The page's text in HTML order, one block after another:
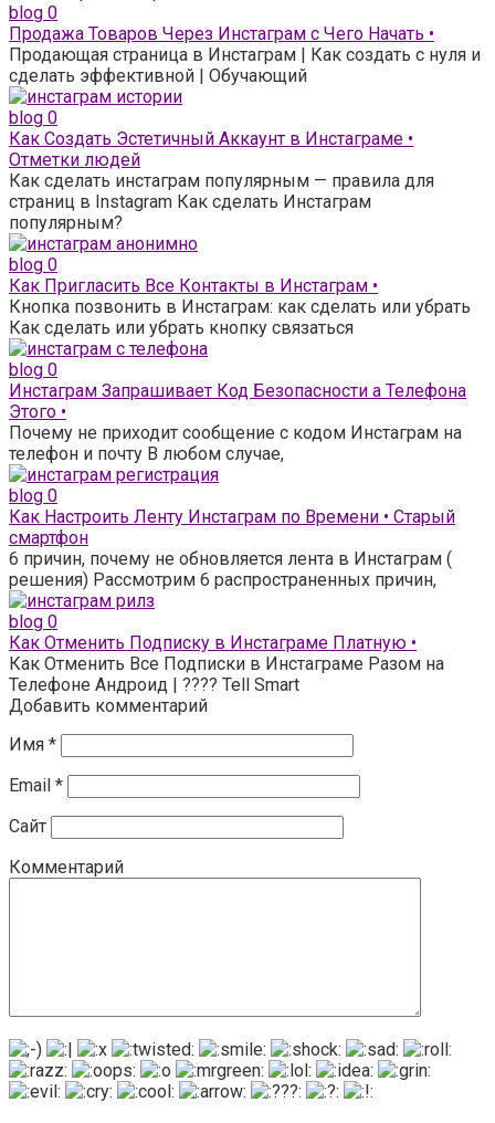
blog 0
Продажа Товаров Через Инстаграм с Чего Начать •
Продающая страница в Инстаграм | Как создать с нуля и
сделать эффективной | Обучающий
blog 0
Как Создать Эстетичный Аккаунт в Инстаграме •
Отметки людей
Как сделать инстаграм популярным — правила для
страниц в Instagram Как сделать Инстаграм
популярным?
blog 0
Как Пригласить Все Контакты в Инстаграм •
Кнопка позвонить в Инстаграм: как сделать или убрать
Как сделать или убрать кнопку связаться
blog 0
Инстаграм Запрашивает Код Безопасности а Телефона
Этого •
Почему не приходит сообщение с кодом Инстаграм на
телефон и почту В любом случае,
blog 0
Как Настроить Ленту Инстаграм по Времени • Старый
смартфон
6 причин, почему не обновляется лента в Инстаграм (
решения) Рассмотрим 6 распространенных причин,
blog 0
Как Отменить Подписку в Инстаграме Платную •
Как Отменить Все Подписки в Инстаграме Разом на
Телефоне Андроид | ???? Tell Smart
Добавить комментарий
Имя *
Email *
Сайт
Комментарий